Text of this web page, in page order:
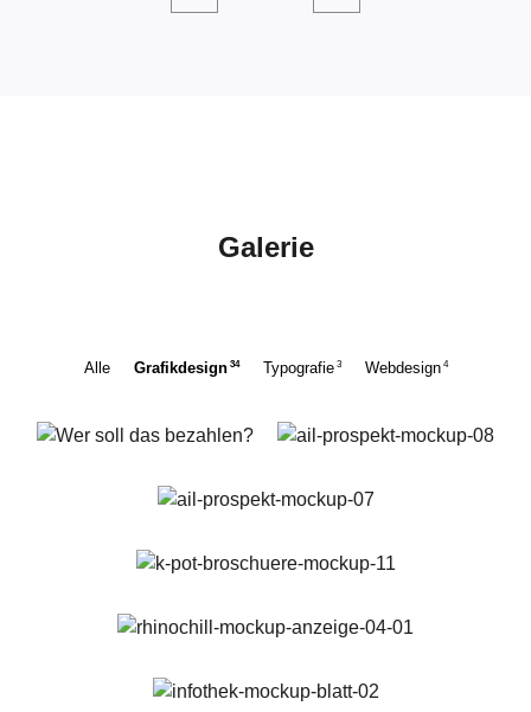
Galerie
Alle Grafikdesign 34 Typografie3 Webdesign4